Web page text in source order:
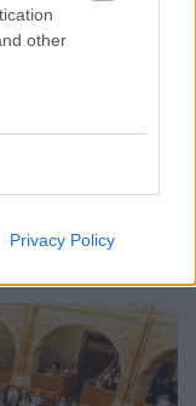
other
Privacy Policy
ÖNKÉNY ELLEN
e-mail